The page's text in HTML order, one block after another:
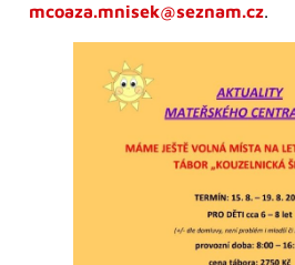
mcoaza.mnisek@seznam.cz.